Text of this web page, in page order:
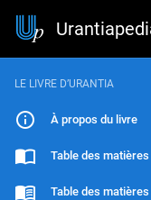
LE LIVRE D’URANTIA
À propos du livre
Table des matières
Table des